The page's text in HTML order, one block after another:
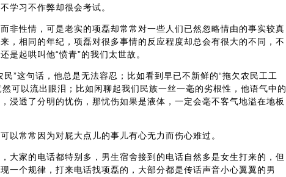
学习不作弊却很会考试。
非性情，可是老实的项磊却常常对一些人们已然忽略情由的事实较真
，相同的年纪，项磊对很多事情的反应程度却总会有很大的不同，不
是起哄叫他“愤青”的我们太世故。
民”这句话，他总是无法容忍；比如看到早已不新鲜的“拖欠农民工工
然可以流出眼泪；比如闲聊起我们民族一丝一毫的劣根性，他语气中的
浸透了分明的忧伤，那忧伤如果是液体，一定会毫不客气地溢在地板
以常常因为对屁大点儿的事儿有心无力而伤心难过。
大家的电话都特别多， 男生宿舍接到的电话自然多是女生打来的，但
一个规律，打来电话找项磊的，大部分都是传话声音小心翼翼的男